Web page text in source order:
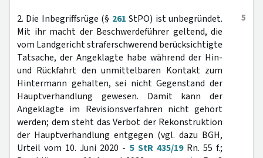
5
2. Die Inbegriffsrüge (§ 261 StPO) ist unbegründet.
Mit ihr macht der Beschwerdeführer geltend, die
vom Landgericht straferschwerend berücksichtigte
Tatsache, der Angeklagte habe während der Hin-
und Rückfahrt den unmittelbaren Kontakt zum
Hintermann gehalten, sei nicht Gegenstand der
Hauptverhandlung gewesen. Damit kann der
Angeklagte im Revisionsverfahren nicht gehört
werden; dem steht das Verbot der Rekonstruktion
der Hauptverhandlung entgegen (vgl. dazu BGH,
Urteil vom 10. Juni 2020 - 5 StR 435/19Rn. 55 f.;